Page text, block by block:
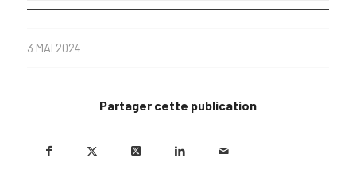
3 MAI 2024
Partager cette publication